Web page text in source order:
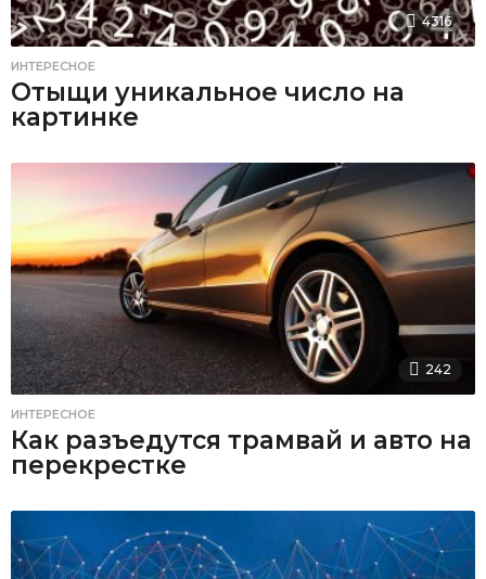
4316
ИНТЕРЕСНОЕ
Отыщи уникальное число на
картинке
242
ИНТЕРЕСНОЕ
Как разъедутся трамвай и авто на
перекрестке